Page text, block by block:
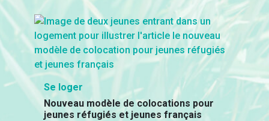
Se loger
Nouveau modèle de colocations pour
jeunes réfugiés et jeunes français